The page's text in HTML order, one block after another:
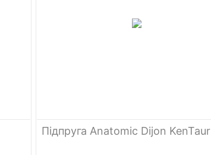
Підпруга Anatomic Dijon KenTaur